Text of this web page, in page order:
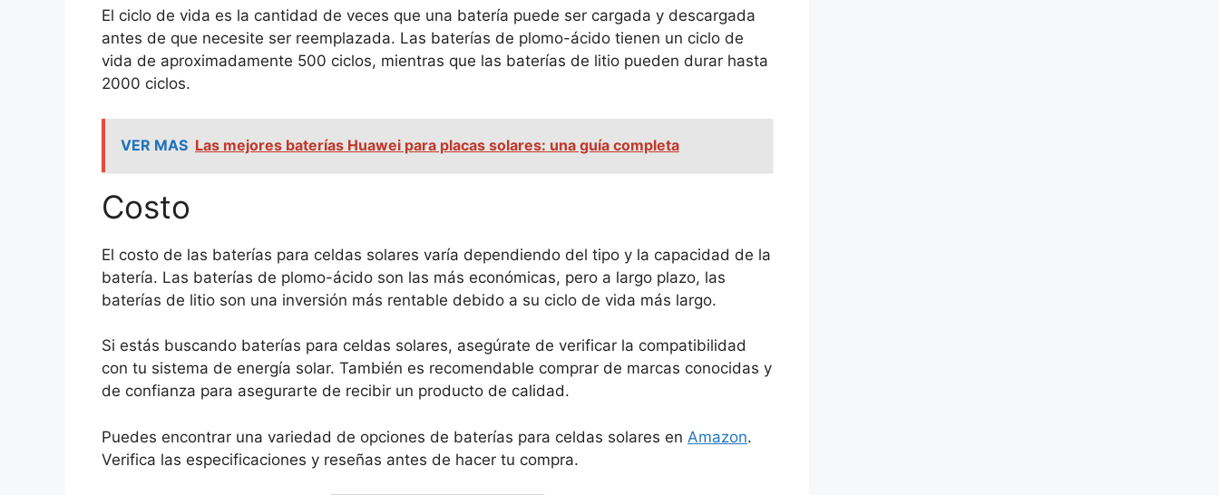
El ciclo de vida es la cantidad de veces que una batería puede ser cargada y descargada
antes de que necesite ser reemplazada. Las baterías de plomo-ácido tienen un ciclo de
vida de aproximadamente 500 ciclos, mientras que las baterías de litio pueden durar hasta
2000 ciclos.
VER MAS Las mejores baterías Huawei para placas solares: una guía completa
Costo
El costo de las baterías para celdas solares varía dependiendo del tipo y la capacidad de la
batería. Las baterías de plomo-ácido son las más económicas, pero a largo plazo, las
baterías de litio son una inversión más rentable debido a su ciclo de vida más largo.
Si estás buscando baterías para celdas solares, asegúrate de verificar la compatibilidad
con tu sistema de energía solar. También es recomendable comprar de marcas conocidas y
de confianza para asegurarte de recibir un producto de calidad.
Puedes encontrar una variedad de opciones de baterías para celdas solares en Amazon.
Verifica las especificaciones y reseñas antes de hacer tu compra.